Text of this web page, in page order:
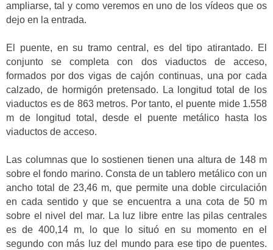
ampliarse, tal y como veremos en uno de los vídeos que os
dejo en la entrada.
El puente, en su tramo central, es del tipo atirantado. El
conjunto se completa con dos viaductos de acceso,
formados por dos vigas de cajón continuas, una por cada
calzado, de hormigón pretensado. La longitud total de los
viaductos es de 863 metros. Por tanto, el puente mide 1.558
m de longitud total, desde el puente metálico hasta los
viaductos de acceso.
Las columnas que lo sostienen tienen una altura de 148 m
sobre el fondo marino. Consta de un tablero metálico con un
ancho total de 23,46 m, que permite una doble circulación
en cada sentido y que se encuentra a una cota de 50 m
sobre el nivel del mar. La luz libre entre las pilas centrales
es de 400,14 m, lo que lo situó en su momento en el
segundo con más luz del mundo para ese tipo de puentes.